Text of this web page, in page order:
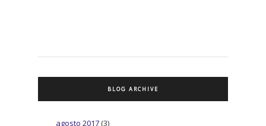
BLOG ARCHIVE
agosto 2017 (3)